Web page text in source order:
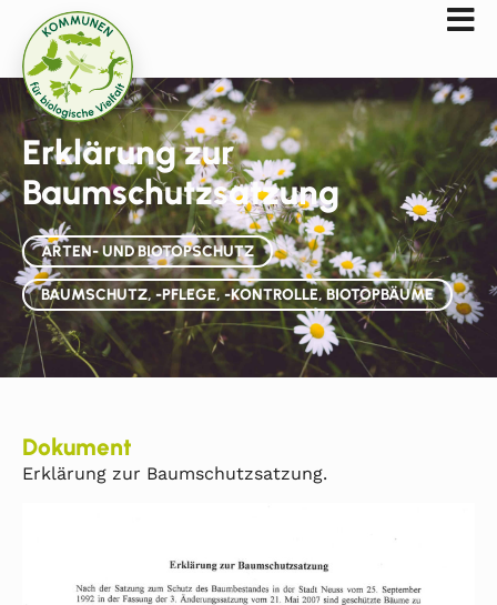
Erklärung zur
Baumschutzsatzung
ARTEN- UND BIOTOPSCHUTZ
BAUMSCHUTZ, -PFLEGE, -KONTROLLE, BIOTOPBÄUME
Dokument
Erklärung zur Baumschutzsatzung.